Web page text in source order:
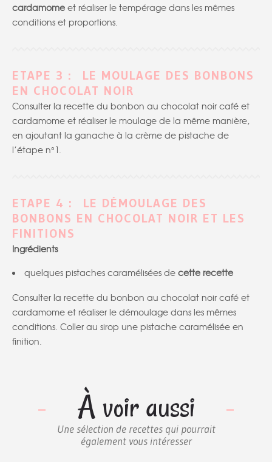
cardamome et réaliser le tempérage dans les mêmes
conditions et proportions.
ETAPE 3 : LE MOULAGE DES BONBONS
EN CHOCOLAT NOIR
Consulter la recette du bonbon au chocolat noir café et
cardamome et réaliser le moulage de la même manière,
en ajoutant la ganache à la crème de pistache de
l’étape n°1.
ETAPE 4 : LE DÉMOULAGE DES
BONBONS EN CHOCOLAT NOIR ET LES
FINITIONS
Ingrédients
quelques pistaches caramélisées de cette recette
Consulter la recette du bonbon au chocolat noir café et
cardamome et réaliser le démoulage dans les mêmes
conditions. Coller au sirop une pistache caramélisée en
finition.
À voir aussi
Une sélection de recettes qui pourrait
également vous intéresser